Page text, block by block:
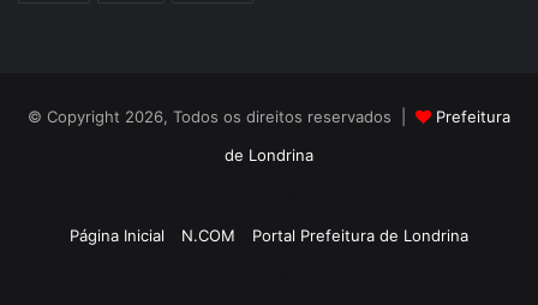
© Copyright 2026, Todos os direitos reservados |
Prefeitura
de Londrina
Página Inicial N.COM Portal Prefeitura de Londrina